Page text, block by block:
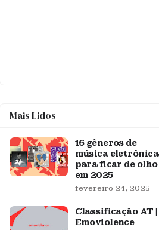
Mais Lidos
16 gêneros de
música eletrônica
para ficar de olho
em 2025
fevereiro 24, 2025
Classificação AT |
Emoviolence